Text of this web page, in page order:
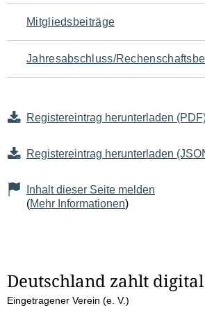
Mitgliedsbeiträge
Jahresabschluss/
Registereintrag herunterladen
Registereintrag herunterladen
Inhalt dieser Seite melden
(Mehr Informationen)
S
e
Deutschland zahlt digital
Eingetragener Verein (e. V.)